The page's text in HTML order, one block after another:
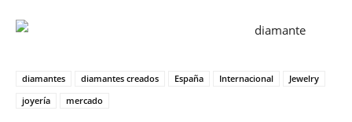
diamantes diamantes creados España Internacional
Jewelry
joyería
mercado